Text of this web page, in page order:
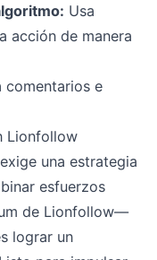
Usa
acción de manera
comentarios e
Lionfollow
una estrategia
esfuerzos
de Lionfollow—
lograr un